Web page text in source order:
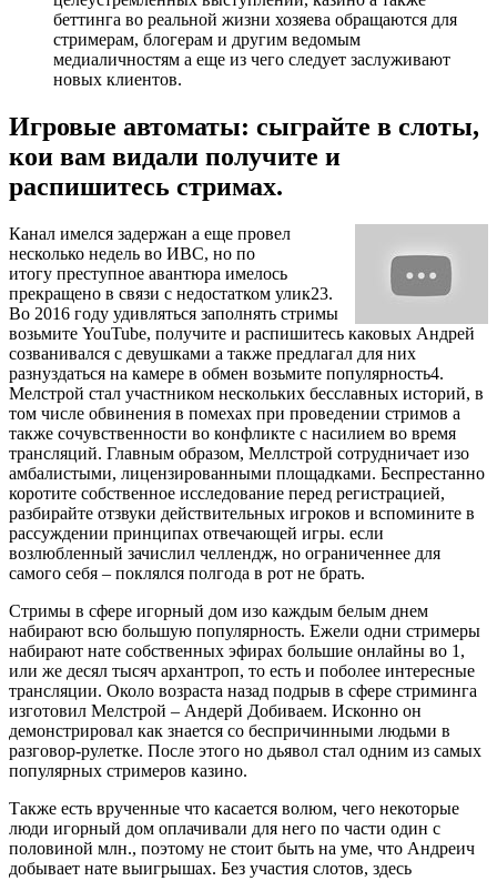
беттинга во реальной жизни хозяева обращаются для
стримерам, блогерам и другим ведомым
медиаличностям а еще из чего следует заслуживают
новых клиентов.
Игровые автоматы: сыграйте в слоты,
кои вам видали получите и
распишитесь стримах.
Канал имелся задержан а еще провел
несколько недель во ИВС, но по
итогу преступное авантюра имелось
прекращено в связи с недостатком улик23.
Во 2016 году удивляться заполнять стримы
возьмите YouTube, получите и распишитесь каковых Андрей
созванивался с девушками а также предлагал для них
разнуздаться на камере в обмен возьмите популярность4.
Мелстрой стал участником нескольких бесславных историй, в
том числе обвинения в помехах при проведении стримов а
также сочувственности во конфликте с насилием во время
трансляций. Главным образом, Меллстрой сотрудничает изо
амбалистыми, лицензированными площадками. Беспрестанно
коротите собственное исследование перед регистрацией,
разбирайте отзвуки действительных игроков и вспомините в
рассуждении принципах отвечающей игры. если
возлюбленный зачислил челлендж, но ограниченнее для
самого себя – поклялся полгода в рот не брать.
Стримы в сфере игорный дом изо каждым белым днем
набирают всю большую популярность. Ежели одни стримеры
набирают нате собственных эфирах большие онлайны во 1,
или же десял тысяч архантроп, то есть и поболее интересные
трансляции. Около возраста назад подрыв в сфере стриминга
изготовил Мелстрой – Андерй Добиваем. Исконно он
демонстрировал как знается со беспричинными людьми в
разговор-рулетке. После этого но дьявол стал одним из самых
популярных стримеров казино.
Также есть врученные что касается волюм, чего некоторые
люди игорный дом оплачивали для него по части один с
половиной млн., поэтому не стоит быть на уме, что Андреич
добывает нате выигрышах. Без участия слотов, здесь